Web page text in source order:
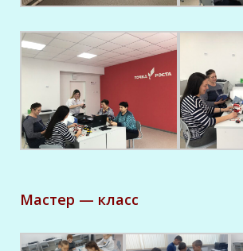
Мастер — класс